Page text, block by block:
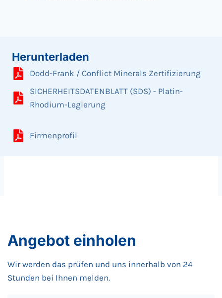
Herunterladen
Dodd-Frank / Conflict Minerals Zertifizierung
SICHERHEITSDATENBLATT (SDS) - Platin-
Rhodium-Legierung
Firmenprofil
Angebot einholen
Wir werden das prüfen und uns innerhalb von 24
Stunden bei Ihnen melden.